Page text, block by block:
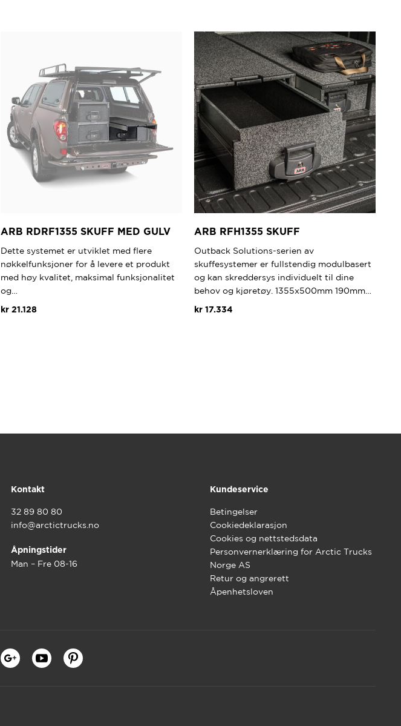
Alternativene
kan
velges
på
produktsiden
ARB RDRF1355 SKUFF MED GULV
Dette systemet er utviklet med flere
nøkkelfunksjoner for å levere et produkt
med høy kvalitet, maksimal funksjonalitet
og…
kr 21.128
ARB RFH1355 SKUFF
Outback Solutions-serien av
skuffesystemer er fullstendig modulbasert
og kan skreddersys individuelt til dine
behov og kjøretøy. 1355x500mm 190mm…
kr 17.334
Kontakt
32 89 80 80
info@arctictrucks.no
Åpningstider
Man – Fre 08-16
Kundeservice
Betingelser
Cookiedeklarasjon
Cookies og nettstedsdata
Personvernerklæring for Arctic Trucks
Norge AS
Retur og angrerett
Åpenhetsloven